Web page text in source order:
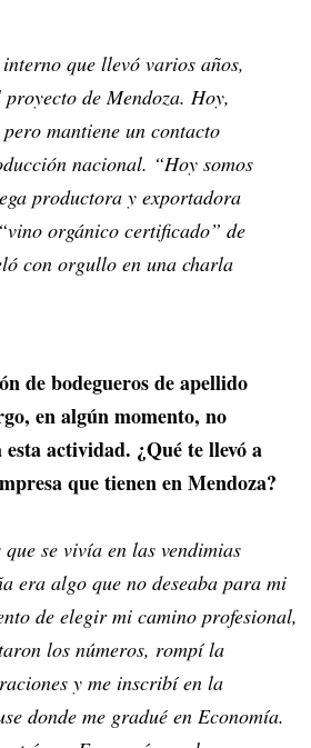
que llevó varios años,
proyecto de Mendoza. Hoy,
mantiene un contacto
nacional. “Hoy somos
productora y exportadora
orgánico certificado” de
con orgullo en una charla
de bodegueros de apellido
en algún momento, no
actividad. ¿Qué te llevó a
que tienen en Mendoza?
se vivía en las vendimias
era algo que no deseaba para mi
de elegir mi camino profesional,
los números, rompí la
y me inscribí en la
donde me gradué en Economía.